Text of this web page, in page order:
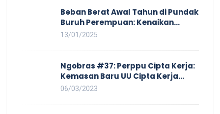
Beban Berat Awal Tahun di Pundak
Buruh Perempuan: Kenaikan
Harga yang Mencekik, Ancaman
13/01/2025
Ngobras #37: Perppu Cipta Kerja:
Kemasan Baru UU Cipta Kerja
yang Semakin Merugikan Buruh
06/03/2023